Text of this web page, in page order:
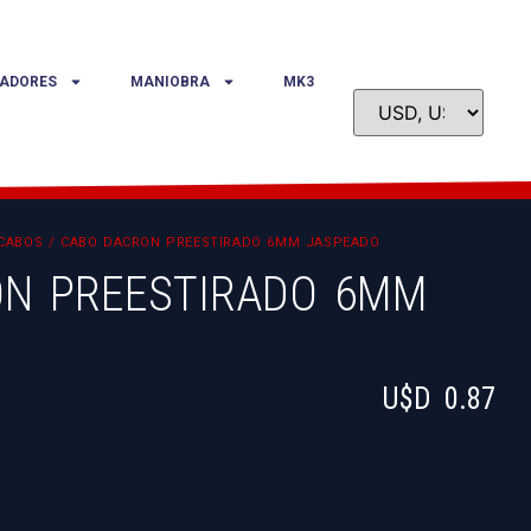
MANIOBRA MK3
/ CABO DACRON PREESTIRADO 6MM JASPEADO
PREESTIRADO 6MM
U$D 0.87